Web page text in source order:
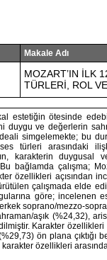
Makale Adı
MOZART’IN İLK
TÜRLERİ, ROL
estetiğin ötesinde
duygu ve değerlerin
simgelemekte; bu
türleri arasındaki
karakterin
bağlamda çalışma;
özellikleri açısından
çalışmada elde
göre; incelenen
soprano/mezzo-
aşık (%24,32),
Karakter
ön plana çıktığı
özellikleri